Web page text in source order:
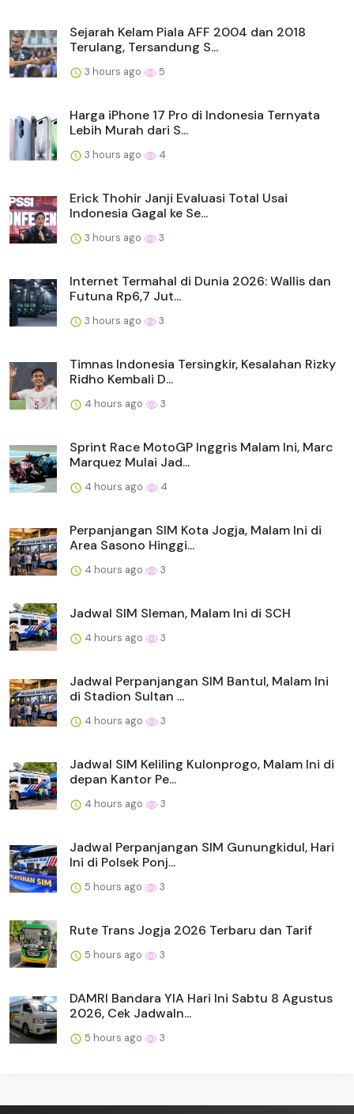
Sejarah Kelam Piala AFF 2004 dan 2018
Terulang, Tersandung S...
3 hours ago 5
Harga iPhone 17 Pro di Indonesia Ternyata
Lebih Murah dari S...
3 hours ago 4
Erick Thohir Janji Evaluasi Total Usai
Indonesia Gagal ke Se...
3 hours ago 3
Internet Termahal di Dunia 2026: Wallis dan
Futuna Rp6,7 Jut...
3 hours ago 3
Timnas Indonesia Tersingkir, Kesalahan Rizky
Ridho Kembali D...
4 hours ago 3
Sprint Race MotoGP Inggris Malam Ini, Marc
Marquez Mulai Jad...
4 hours ago 4
Perpanjangan SIM Kota Jogja, Malam Ini di
Area Sasono Hinggi...
4 hours ago 3
Jadwal SIM Sleman, Malam Ini di SCH
4 hours ago 3
Jadwal Perpanjangan SIM Bantul, Malam Ini
di Stadion Sultan ...
4 hours ago 3
Jadwal SIM Keliling Kulonprogo, Malam Ini di
depan Kantor Pe...
4 hours ago 3
Jadwal Perpanjangan SIM Gunungkidul, Hari
Ini di Polsek Ponj...
5 hours ago 3
Rute Trans Jogja 2026 Terbaru dan Tarif
5 hours ago 3
DAMRI Bandara YIA Hari Ini Sabtu 8 Agustus
2026, Cek Jadwaln...
5 hours ago 3